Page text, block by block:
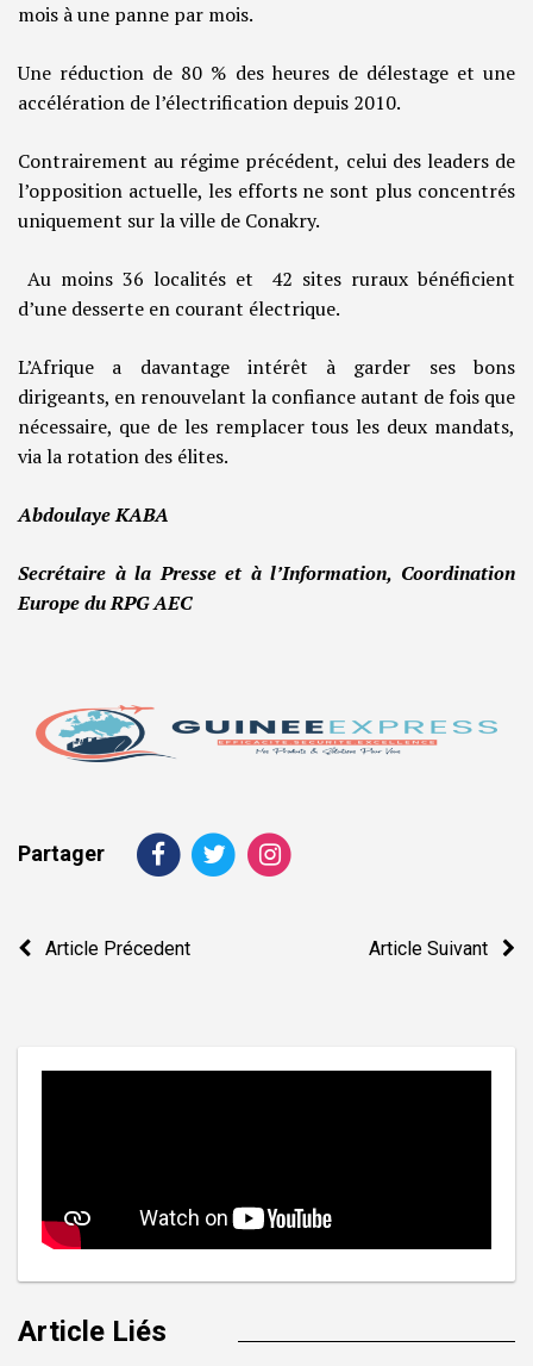
mois à une panne par mois.
Une réduction de 80 % des heures de délestage et une
accélération de l’électrification depuis 2010.
Contrairement au régime précédent, celui des leaders de
l’opposition actuelle, les efforts ne sont plus concentrés
uniquement sur la ville de Conakry.
Au moins 36 localités et 42 sites ruraux bénéficient
d’une desserte en courant électrique.
L’Afrique a davantage intérêt à garder ses bons
dirigeants, en renouvelant la confiance autant de fois que
nécessaire, que de les remplacer tous les deux mandats,
via la rotation des élites.
Abdoulaye KABA
Secrétaire à la Presse et à l’Information, Coordination
Europe du RPG AEC
Partager
Navigation
Article Précedent Article Suivant
Article Liés